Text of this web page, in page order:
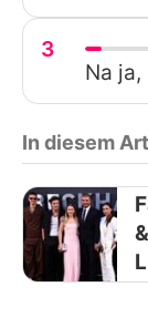
3
Na
In diesem
&